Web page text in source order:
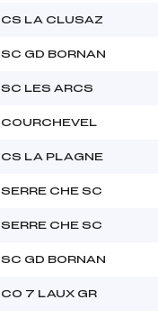
CS LA CLUSAZ
SC GD BORNAN
SC LES ARCS
COURCHEVEL
CS LA PLAGNE
SERRE CHE SC
SERRE CHE SC
SC GD BORNAN
CO 7 LAUX GR